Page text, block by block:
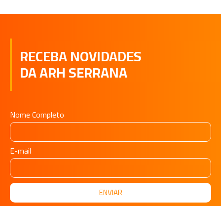
RECEBA NOVIDADES
DA ARH SERRANA
Nome Completo
E-mail
ENVIAR